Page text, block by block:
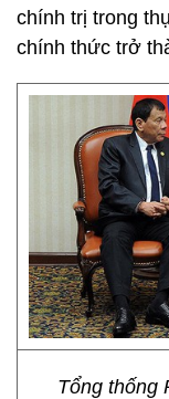
chính trị trong
chính thức trở
Tổng thống